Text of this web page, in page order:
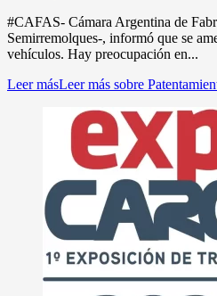
#CAFAS- Cámara Argentina de
Semirremolques-, informó que se
vehículos. Hay preocupación en...
Leer másLeer más sobre